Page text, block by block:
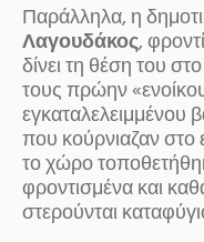
Παράλληλα, η
Λαγουδάκος,
δίνει τη θέση του
τους πρώην
εγκαταλελειμμένου
που κούρνιαζαν
το χώρο
φροντισμένα και
στερούνται